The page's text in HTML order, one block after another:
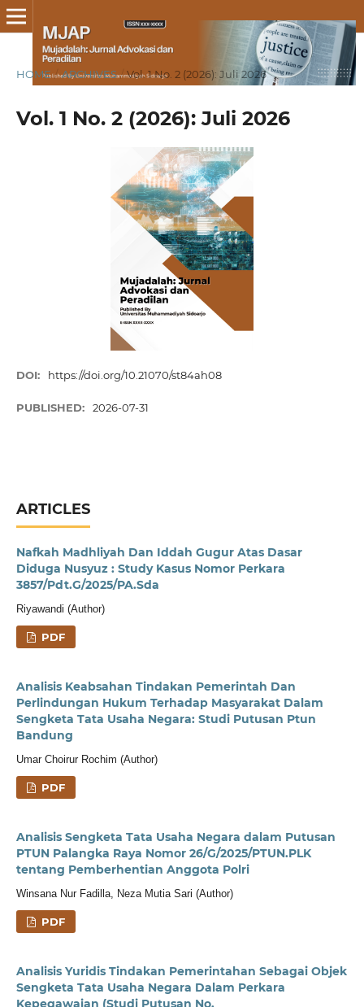
HOME / ARCHIVES / Vol. 1 No. 2 (2026): Juli 2026
Vol. 1 No. 2 (2026): Juli 2026
DOI: https://doi.org/10.21070/st84ah08
PUBLISHED: 2026-07-31
ARTICLES
Nafkah Madhliyah Dan Iddah Gugur Atas Dasar
Diduga Nusyuz : Study Kasus Nomor Perkara
3857/Pdt.G/2025/PA.Sda
Riyawandi (Author)
PDF
Analisis Keabsahan Tindakan Pemerintah Dan
Perlindungan Hukum Terhadap Masyarakat Dalam
Sengketa Tata Usaha Negara: Studi Putusan Ptun
Bandung
Umar Choirur Rochim (Author)
PDF
Analisis Sengketa Tata Usaha Negara dalam Putusan
PTUN Palangka Raya Nomor 26/G/2025/PTUN.PLK
tentang Pemberhentian Anggota Polri
Winsana Nur Fadilla, Neza Mutia Sari (Author)
PDF
Analisis Yuridis Tindakan Pemerintahan Sebagai Objek
Sengketa Tata Usaha Negara Dalam Perkara
Kepegawaian (Studi Putusan No.